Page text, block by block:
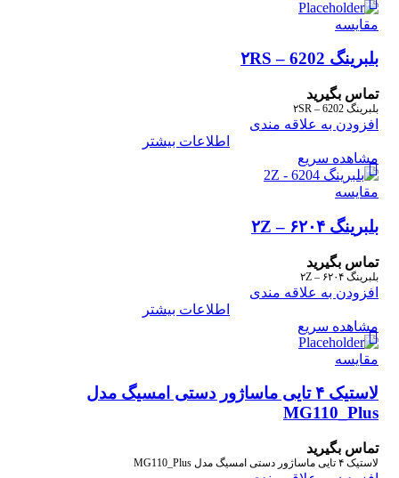
مقایسه
بلبرینگ ۲RS – 6202
تماس بگیرید
بلبرینگ ۲SR – 6202
افزودن به علاقه مندی
اطلاعات بیشتر
مشاهده سریع
مقایسه
بلبرینگ ۶۲۰۴ – ۲Z
تماس بگیرید
بلبرینگ ۶۲۰۴ – ۲Z
افزودن به علاقه مندی
اطلاعات بیشتر
مشاهده سریع
مقایسه
لاستیک ۴ تایی ماساژور دستی امسیگ مدل
MG110_Plus
تماس بگیرید
لاستیک ۴ تایی ماساژور دستی امسیگ مدل MG110_Plus